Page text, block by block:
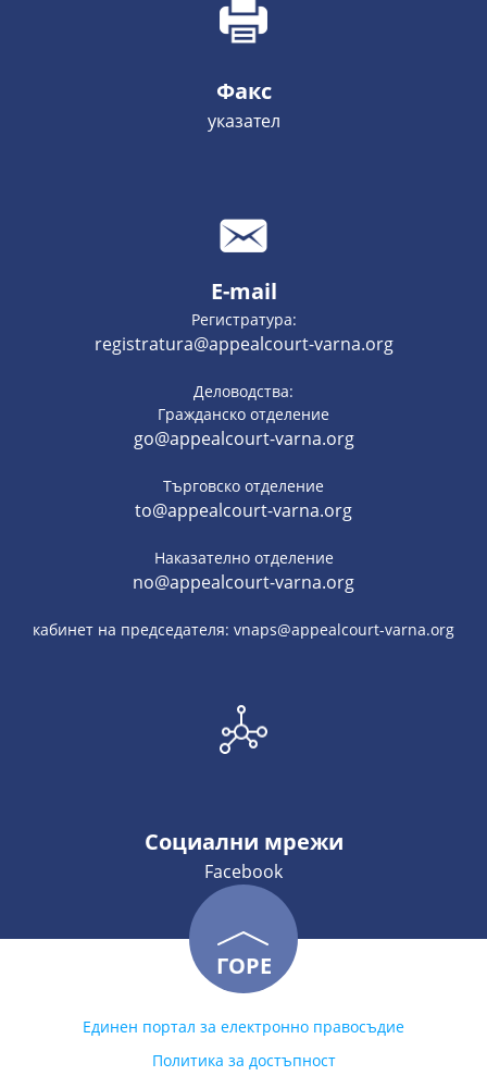
Факс
указател
E-mail
Регистратура:
registratura@appealcourt-varna.org
Деловодства:
Гражданско отделение
go@appealcourt-varna.org
Търговско отделение
to@appealcourt-varna.org
Наказателно отделение
no@appealcourt-varna.org
кабинет на председателя: vnaps@appealcourt-varna.org
Социални мрежи
Facebook
ГОРЕ
Единен портал за електронно правосъдие
Политика за достъпност